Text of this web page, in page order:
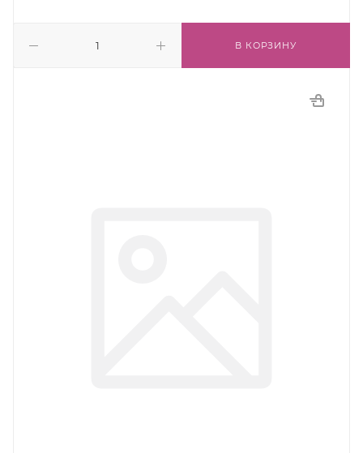
В КОРЗИНУ